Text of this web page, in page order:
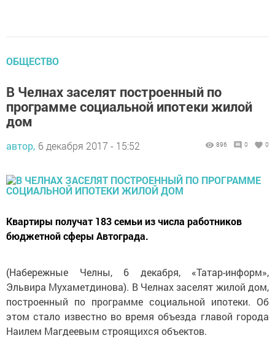
ОБЩЕСТВО
В Челнах заселят построенный по
программе социальной ипотеки жилой
дом
автор, 6 декабря 2017 - 15:52 896 0 0
Квартиры получат 183 семьи из числа работников
бюджетной сферы Автограда.
(Набережные Челны, 6 декабря, «Татар-информ»,
Эльвира Мухаметдинова). В Челнах заселят жилой дом,
построенный по программе социальной ипотеки. Об
этом стало известно во время объезда главой города
Наилем Магдеевым строящихся объектов.